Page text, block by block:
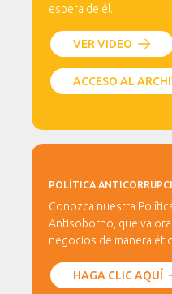
espera de él.
VER VIDEO
ACCESO AL
POLÍTICA
Conozca nuestra
Antisoborno, que
negocios de manera
HAGA CLIC AQUÍ